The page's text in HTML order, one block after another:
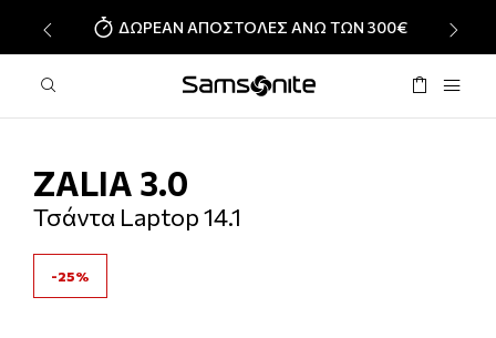
ΔΩΡΕΑΝ ΑΠΟΣΤΟΛΕΣ ΑΝΩ ΤΩΝ 300€
ZALIA 3.0
Τσάντα Laptop 14.1
-25%